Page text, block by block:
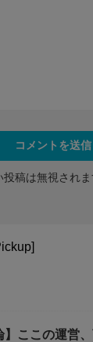
稿は無視され
】ここの運営